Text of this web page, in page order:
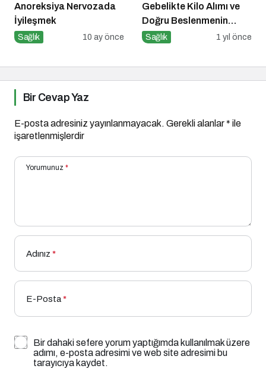
Anoreksiya Nervozada
İyileşmek
Sağlık 10 ay önce
Gebelikte Kilo Alımı ve
Doğru Beslenmenin
Önemi
Sağlık 1 yıl önce
Bir Cevap Yaz
E-posta adresiniz yayınlanmayacak. Gerekli alanlar* ile
işaretlenmişlerdir
Yorumunuz *
Adınız *
E-Posta*
Bir dahaki sefere yorum yaptığımda kullanılmak üzere
adımı, e-posta adresimi ve web site adresimi bu
tarayıcıya kaydet.